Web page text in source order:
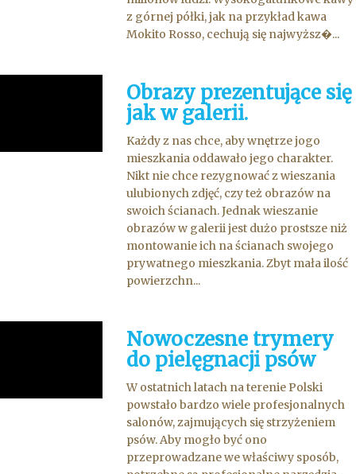
z górnej półki, jak na przykład kawa
Mokito Rosso, cechują się najwyższ�...
Obrazy prezentujące się
jak w galerii.
Każdy z nas chce, aby wnętrze jogo
mieszkania oddawało jego charakter.
Nikt nie chce rezygnować z wieszania
ulubionych zdjęć, czy też obrazów na
swoich ścianach. Jednak wieszanie
obrazów w galerii jest dużo prostsze niż
montowanie ich na ścianach swojego
prywatnego mieszkania. Zbyt mała ilość
powierzchn...
Nowoczesne trymery
do pielęgnacji psów
W ostatnich latach na terenie Polski
powstało bardzo wiele profesjonalnych
salonów, zajmujących się strzyżeniem
psów. Aby mogło być ono
przeprowadzane we właściwy sposób,